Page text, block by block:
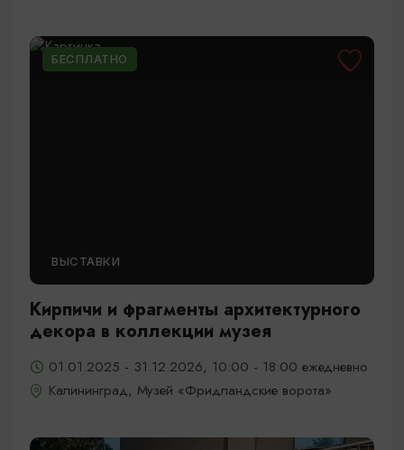
БЕСПЛАТНО
ВЫСТАВКИ
Кирпичи и фрагменты архитектурного
декора в коллекции музея
01.01.2025 - 31.12.2026, 10:00 - 18:00 ежедневно
Калининград, Музей «Фридландские ворота»